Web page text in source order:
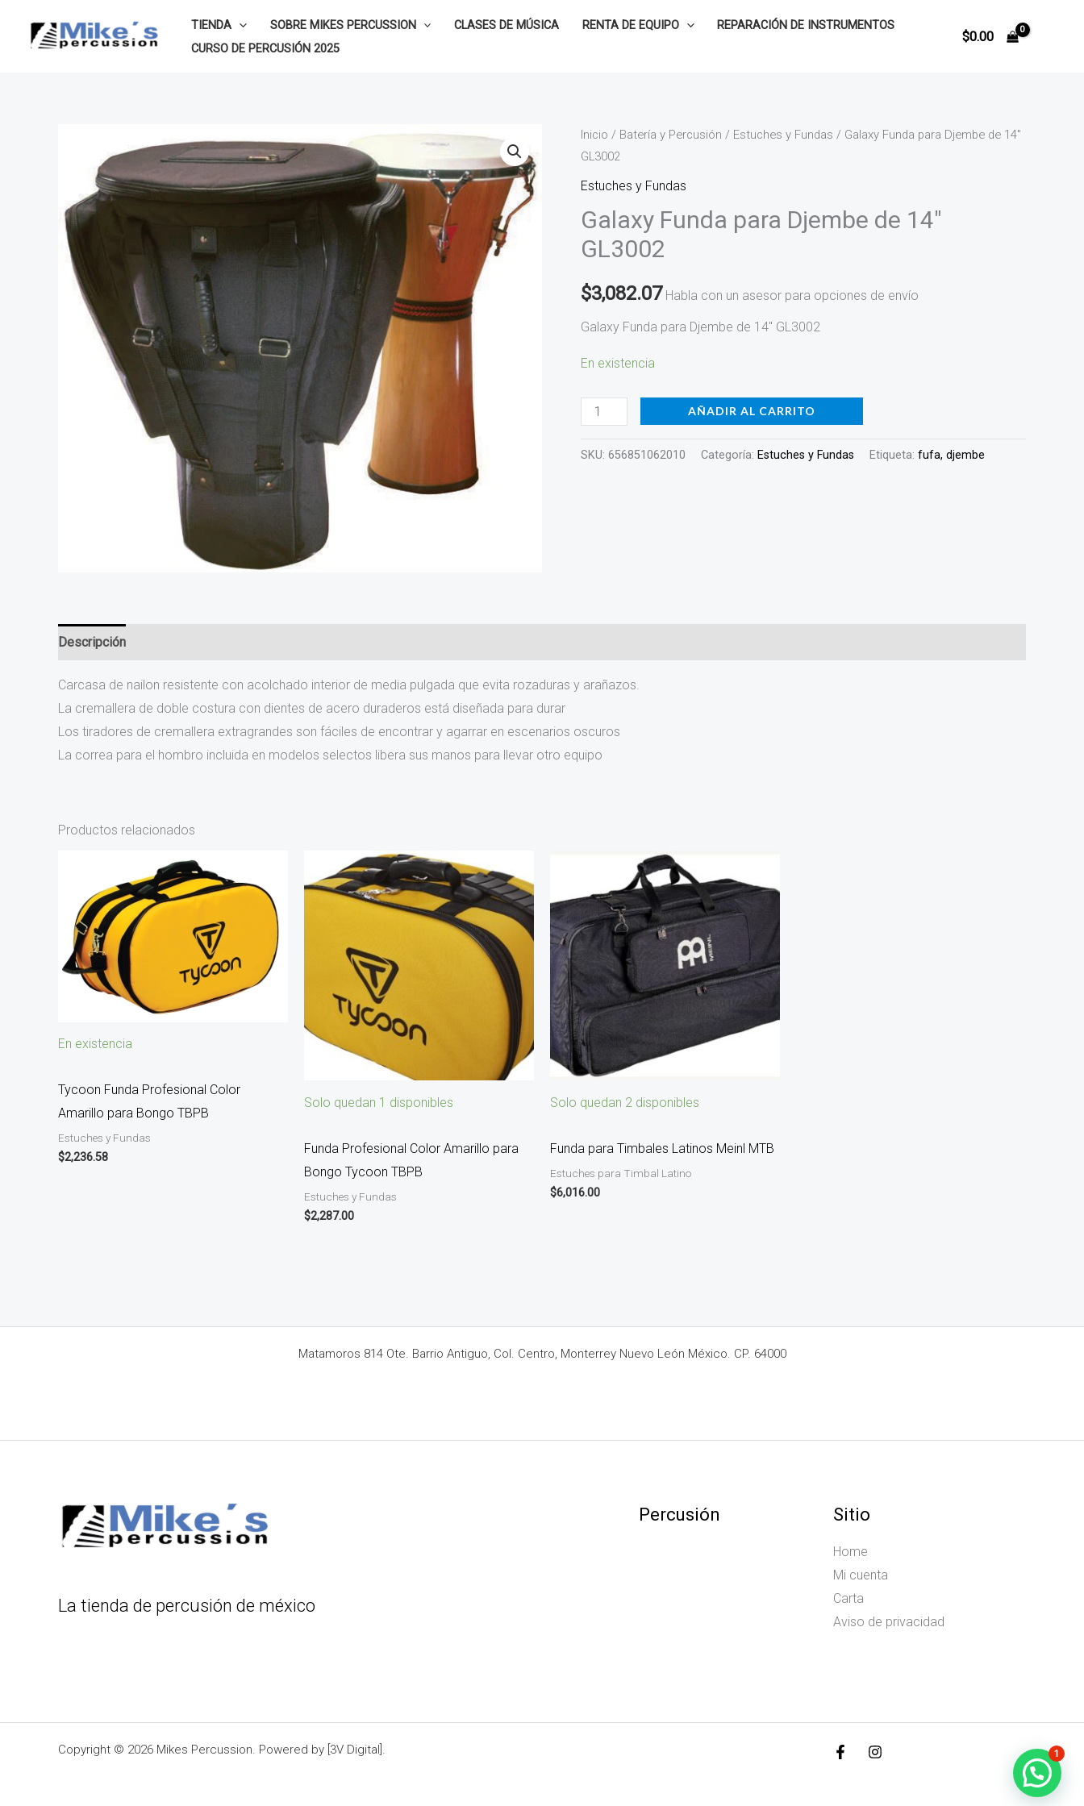
TIENDA SOBRE MIKES PERCUSSION CLASES DE MÚSICA RENTA DE EQUIPO
REPARACIÓN DE INSTRUMENTOS
CURSO DE PERCUSIÓN 2025
$0.00
Inicio / Batería y Percusión / Estuches y Fundas / Galaxy Funda para Djembe de 14″
GL3002
Estuches y Fundas
Galaxy Funda para Djembe de 14″
GL3002
$3,082.07 Habla con un asesor para opciones de envío
Galaxy Funda para Djembe de 14″ GL3002
En existencia
Galaxy
Funda
para
de
14"
cantidad
AÑADIR AL CARRITO
SKU: 656851062010 Categoría: Estuches y Fundas Etiqueta: fufa, djembe
Descripción
Carcasa de nailon resistente con acolchado interior de media pulgada que evita rozaduras y arañazos.
La cremallera de doble costura con dientes de acero duraderos está diseñada para durar
Los tiradores de cremallera extragrandes son fáciles de encontrar y agarrar en escenarios oscuros
La correa para el hombro incluida en modelos selectos libera sus manos para llevar otro equipo
Productos relacionados
En existencia
Tycoon Funda Profesional Color
Amarillo para Bongo TBPB
Estuches y Fundas
$2,236.58
Solo quedan 1 disponibles
Funda Profesional Color Amarillo para
Bongo Tycoon TBPB
Estuches y Fundas
$2,287.00
Solo quedan 2 disponibles
Funda para Timbales Latinos Meinl MTB
Estuches para Timbal Latino
$6,016.00
Matamoros 814 Ote. Barrio Antiguo, Col. Centro, Monterrey Nuevo León México. CP. 64000
La tienda de percusión de méxico
Percusión Sitio
Home
Mi cuenta
Carta
Aviso de privacidad
Copyright © 2026 Mikes Percussion. Powered by [3V Digital]. 1